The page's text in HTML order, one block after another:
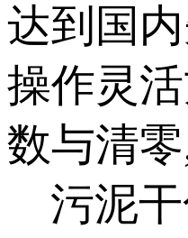
达到国
操作灵
数与清
污泥干